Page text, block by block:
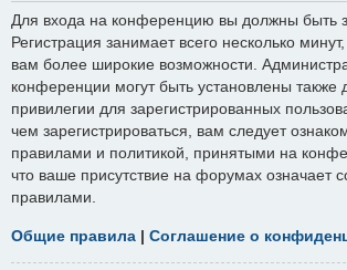
Для входа на конференцию вы должны быть
Регистрация занимает всего несколько
вам более широкие возможности.
конференции могут быть установлены также
привилегии для зарегистрированных
чем зарегистрироваться, вам следует
правилами и политикой, принятыми на
что ваше присутствие на форумах означает
правилами.
Общие правила | Соглашение о